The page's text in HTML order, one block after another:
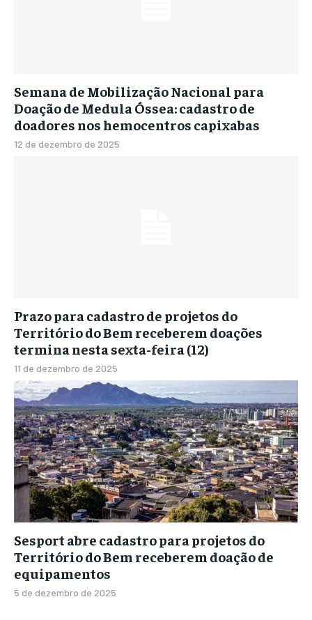
Semana de Mobilização Nacional para
Doação de Medula Óssea: cadastro de
doadores nos hemocentros capixabas
12 de dezembro de 2025
Prazo para cadastro de projetos do
Território do Bem receberem doações
termina nesta sexta-feira (12)
11 de dezembro de 2025
Sesport abre cadastro para projetos do
Território do Bem receberem doação de
equipamentos
5 de dezembro de 2025